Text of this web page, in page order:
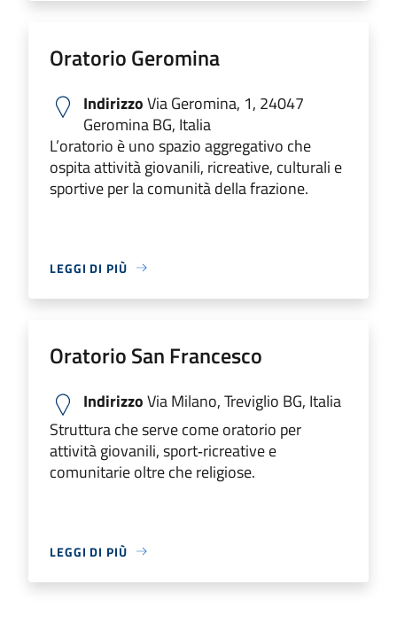
Oratorio Geromina
IndirizzoVia Geromina, 1, 24047
Geromina BG, Italia
L’oratorio è uno spazio aggregativo che
ospita attività giovanili, ricreative, culturali e
sportive per la comunità della frazione.
LEGGI DI PIÙ
Oratorio San Francesco
IndirizzoVia Milano, Treviglio BG, Italia
Struttura che serve come oratorio per
attività giovanili, sport‑ricreative e
comunitarie oltre che religiose.
LEGGI DI PIÙ